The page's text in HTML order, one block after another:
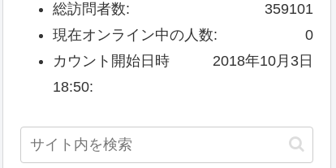
359101
総訪問者数:
0
現在オンライン中の人数:
2018年10月3日
カウント開始日時
18:50: